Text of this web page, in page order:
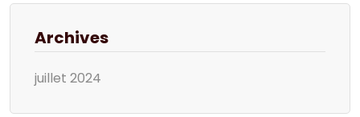
Archives
juillet 2024